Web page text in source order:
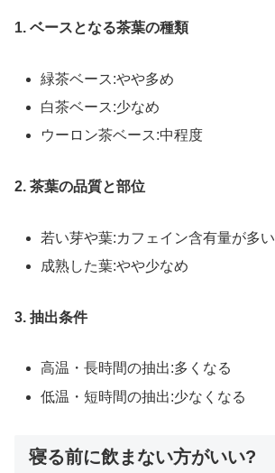
1. ベースとなる茶葉の種類
緑茶ベース:やや多め
白茶ベース:少なめ
ウーロン茶ベース:中程度
2. 茶葉の品質と部位
若い芽や葉:カフェイン含有量が多い
成熟した葉:やや少なめ
3. 抽出条件
高温・長時間の抽出:多くなる
低温・短時間の抽出:少なくなる
寝る前に飲まない方がいい?